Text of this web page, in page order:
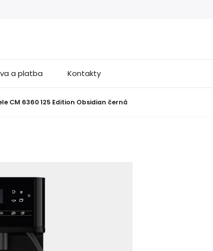
a platba Kontakty
CM 6360 125 Edition Obsidian černá